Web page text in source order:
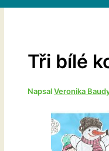
Tři bílé
NapsalVeronika